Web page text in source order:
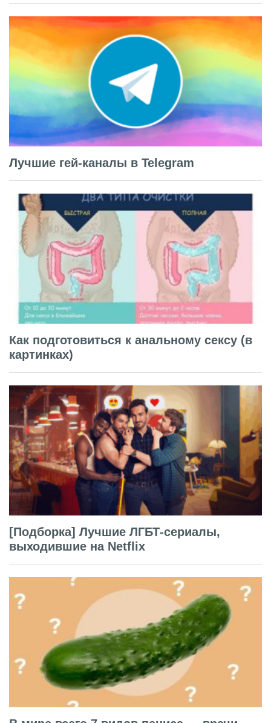
Лучшие гей-каналы в Telegram
Как подготовиться к анальному сексу (в
картинках)
[Подборка] Лучшие ЛГБТ-сериалы,
выходившие на Netflix